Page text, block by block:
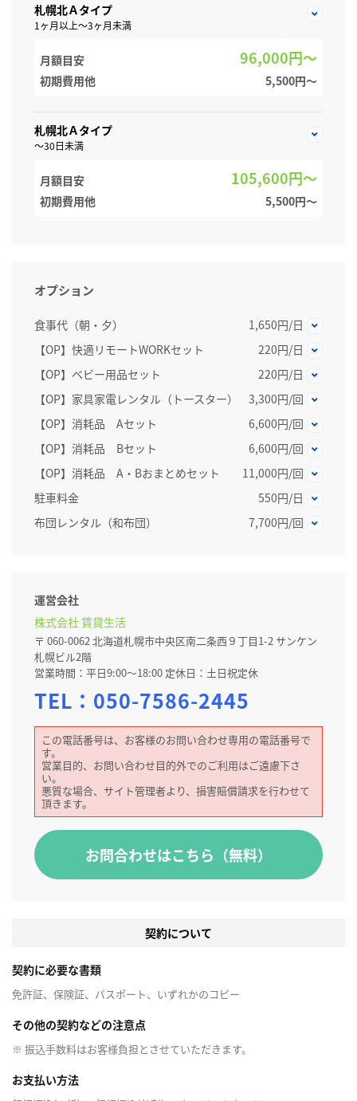
札幌北Ａタイプ
1ヶ月以上～3ヶ月未満
月額目安 96,000円～
初期費用他 5,500円〜
札幌北Ａタイプ
～30日未満
月額目安 105,600円～
初期費用他 5,500円〜
オプション
食事代（朝・夕）
1,650円/日
【OP】快適リモートWORKセット
220円/日
【OP】ベビー用品セット
220円/日
【OP】家具家電レンタル（トースター）
3,300円/回
【OP】消耗品 Aセット
6,600円/回
【OP】消耗品 Bセット
6,600円/回
【OP】消耗品 A・Bおまとめセット
11,000円/回
駐車料金
550円/日
布団レンタル（和布団）
7,700円/回
運営会社
株式会社 賃貸生活
〒 060-0062 北海道札幌市中央区南二条西９丁目1-2 サンケン
札幌ビル2階
営業時間：平日9:00～18:00 定休日：土日祝定休
TEL： 050-7586-2445
この電話番号は、お客様のお問い合わせ専用の電話番号で
す。
営業目的、お問い合わせ目的外でのご利用はご遠慮下さ
い。
悪質な場合、サイト管理者より、損害賠償請求を行わせて
頂きます。
お問合わせはこちら（無料）
契約について
契約に必要な書類
免許証、保険証、パスポート、いずれかのコピー
その他の契約などの注意点
※ 振込手数料はお客様負担とさせていただきます。
お支払い方法